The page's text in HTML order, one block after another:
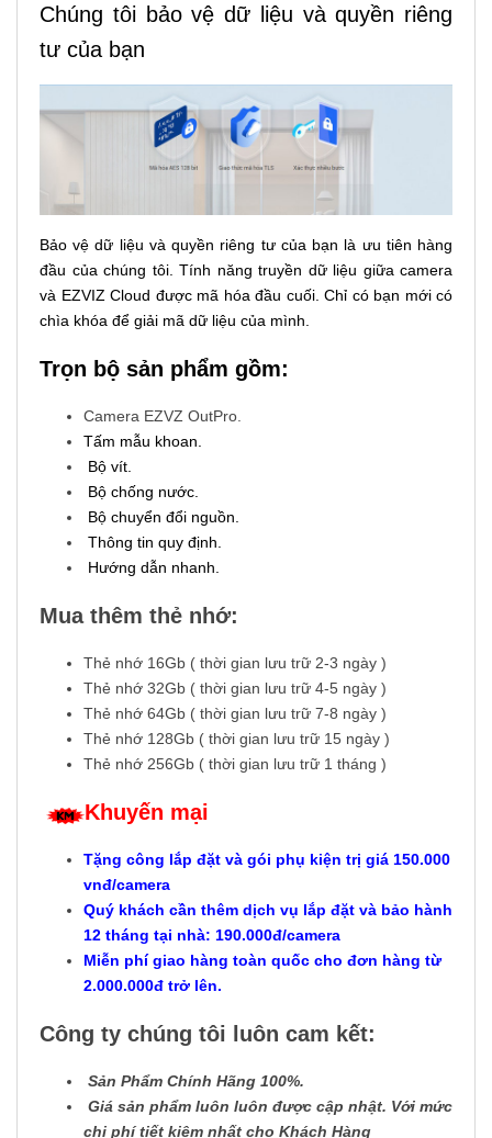
Chúng tôi bảo vệ dữ liệu và quyền riêng
tư của bạn
Bảo vệ dữ liệu và quyền riêng tư của bạn là ưu tiên hàng
đầu của chúng tôi. Tính năng truyền dữ liệu giữa camera
và EZVIZ Cloud được mã hóa đầu cuối. Chỉ có bạn mới có
chìa khóa để giải mã dữ liệu của mình.
Trọn bộ sản phẩm gồm:
Camera EZVZ OutPro.
Tấm mẫu khoan.
Bộ vít.
Bộ chống nước.
Bộ chuyển đổi nguồn.
Thông tin quy định.
Hướng dẫn nhanh.
Mua thêm thẻ nhớ:
Thẻ nhớ 16Gb ( thời gian lưu trữ 2-3 ngày )
Thẻ nhớ 32Gb ( thời gian lưu trữ 4-5 ngày )
Thẻ nhớ 64Gb ( thời gian lưu trữ 7-8 ngày )
Thẻ nhớ 128Gb ( thời gian lưu trữ 15 ngày )
Thẻ nhớ 256Gb ( thời gian lưu trữ 1 tháng )
Khuyến mại
Tặng công lắp đặt và gói phụ kiện trị giá 150.000
vnđ/camera
Quý khách cần thêm dịch vụ lắp đặt và bảo hành
12 tháng tại nhà: 190.000đ/camera
Miễn phí giao hàng toàn quốc cho đơn hàng từ
2.000.000đ trở lên.
Công ty chúng tôi luôn cam kết:
Sản Phẩm Chính Hãng 100%.
Giá sản phẩm luôn luôn được cập nhật. Với mức
chi phí tiết kiệm nhất cho Khách Hàng